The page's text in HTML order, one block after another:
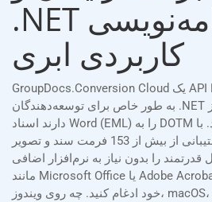
.NET رابط برنامه‌نویسی
کاربردی ابری
GroupDocs.Conversion Cloud یک API REST قابل اعتماد است که
به طور خاص برای توسعه‌دهندگان .NET طراحی شده است که نیاز
دارند اسناد Word (EML) را به DOTM به راحتی تبدیل کنند. با
پشتیبانی از بیش از 153 فرمت سند و تصویر، API ما به شما امکان
را بدون نیاز به نرم‌افزار اضافی
مانند Microsoft Office یا Adobe Acrobat Reader در برنامه‌های
خود ادغام کنید. چه روی ویندوز، macOS، لینوکس یا هر پلتفرم